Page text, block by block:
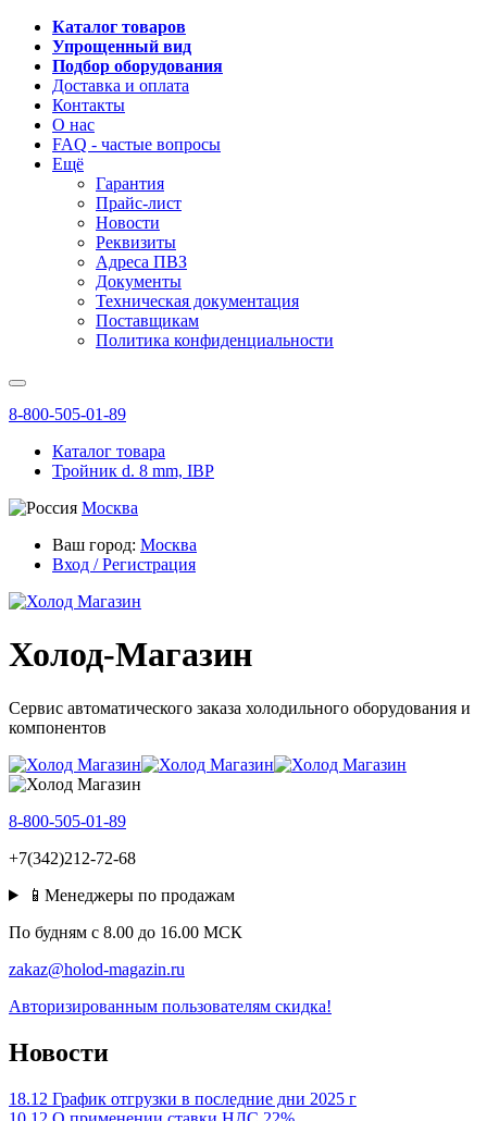
Каталог товаров
Упрощенный вид
Подбор оборудования
Доставка и оплата
Контакты
О нас
FAQ - частые вопросы
Ещё
Гарантия
Прайс-лист
Новости
Реквизиты
Адреса ПВЗ
Документы
Техническая документация
Поставщикам
Политика конфиденциальности
8-800-505-01-89
Каталог товара
Тройник d. 8 mm, IBP
Москва
Ваш город: Москва
Вход / Регистрация
Холод-Магазин
Сервис автоматического заказа холодильного оборудования и
компонентов
8-800-505-01-89
+7(342)212-72-68
📱Менеджеры по продажам
По будням c 8.00 до 16.00 МСК
zakaz@holod-magazin.ru
Авторизированным пользователям скидка!
Новости
18.12 График отгрузки в последние дни 2025 г